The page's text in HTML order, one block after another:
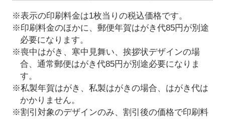
※表示の印刷料金は1枚当りの税込価格です。
※印刷料金のほかに、郵便年賀はがき代85円が別途
必要になります。
※喪中はがき、寒中見舞い、挨拶状デザインの場
合、通常郵便はがき代85円が別途必要になりま
す。
※私製年賀はがき、私製はがきの場合、はがき代は
かかりません。
※割引対象のデザインのみ、割引後の価格で印刷料